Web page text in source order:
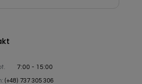
7:00 - 15:00
(+48) 737 305 306